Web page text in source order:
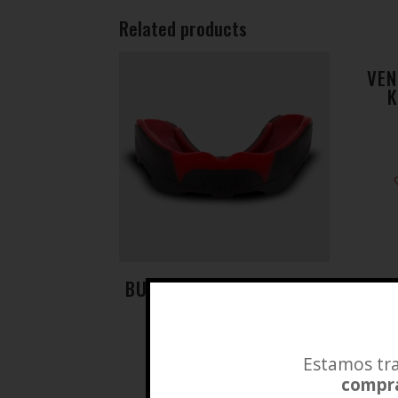
Related products
BUCAL PREDATOR NEGRO
Estamos